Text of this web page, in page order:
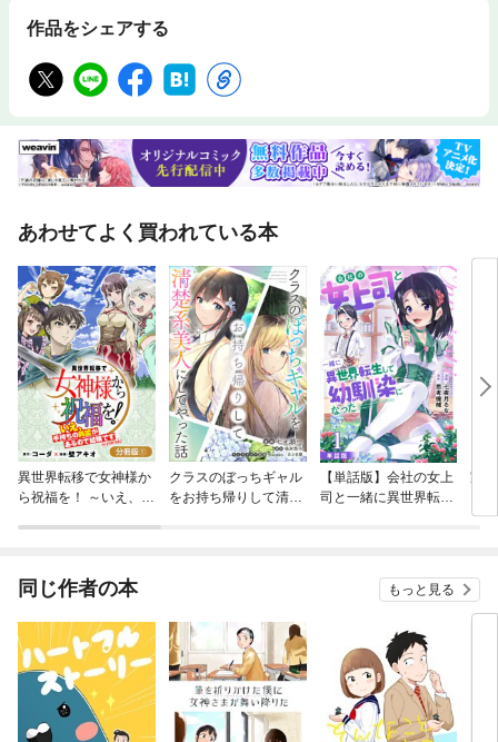
作品をシェアする
あわせてよく買われている本
異世界転移で女神様か
ら祝福を！ ～いえ、手
クラスのぼっちギャル
をお持ち帰りして清楚
【単話版】会社の女上
司と一緒に異世界転生
家
同じ作者の本 もっと見る